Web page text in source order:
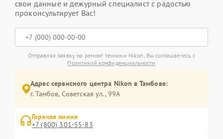
свои данные и дежурный специалист с радостью
проконсультирует Вас!
Отправляя заявку на ремонт техники Nikon, Вы соглашаетесь с
Политикой конфиденциальности
Адрес сервисного центра Nikon в Тамбове:
г. Тамбов, Советская ул., 99А
Горячая линия
+7 (800) 301-55-83